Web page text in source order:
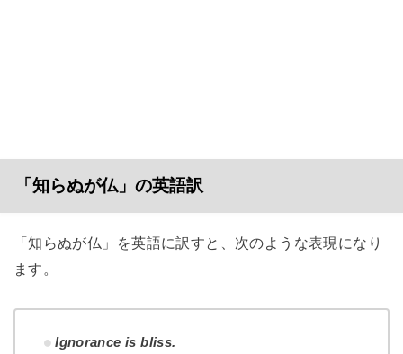
「知らぬが仏」の英語訳
「知らぬが仏」を英語に訳すと、次のような表現になり
ます。
Ignorance is bliss.